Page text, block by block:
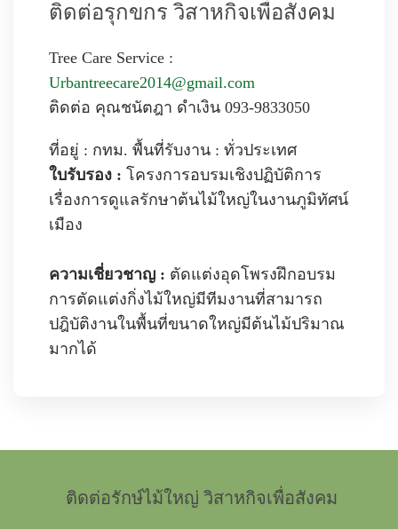
ติดต่อรุกขกร วิสาหกิจเพื่อสังคม
Tree Care Service :
Urbantreecare2014@gmail.com
ติดต่อ คุณชนัตฎา ดำเงิน 093-9833050
ที่อยู่ : กทม. พื้นที่รับงาน : ทั่วประเทศ
ใบรับรอง : โครงการอบรมเชิงปฏิบัติการ
เรื่องการดูแลรักษาต้นไม้ใหญ่ในงานภูมิทัศน์
เมือง
ความเชี่ยวชาญ : ตัดแต่งอุดโพรงฝึกอบรม
การตัดแต่งกิ่งไม้ใหญ่มีทีมงานที่สามารถ
ปฎิบัติงานในพื้นที่ขนาดใหญ่มีต้นไม้ปริมาณ
มากได้
ติดต่อรักษ์ไม้ใหญ่ วิสาหกิจเพื่อสังคม